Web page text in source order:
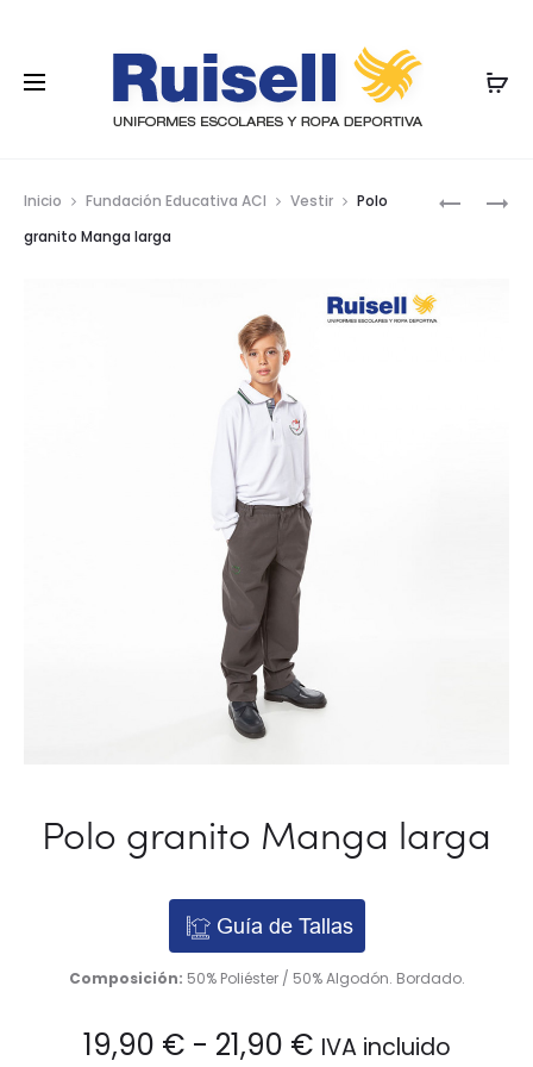
los
Inicio Fundación Educativa ACI Vestir
Polo
granito Manga larga
Polo granito Manga larga
Guía de Tallas
Composición: 50% Poliéster / 50% Algodón. Bordado.
19,90 € - 21,90 €Rango
IVA incluido